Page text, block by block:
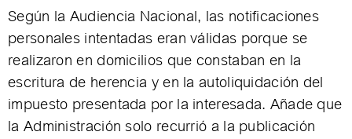
Según la Audiencia Nacional, las notificaciones
personales intentadas eran válidas porque se
realizaron en domicilios que constaban en la
escritura de herencia y en la autoliquidación del
impuesto presentada por la interesada. Añade que
la Administración solo recurrió a la publicación